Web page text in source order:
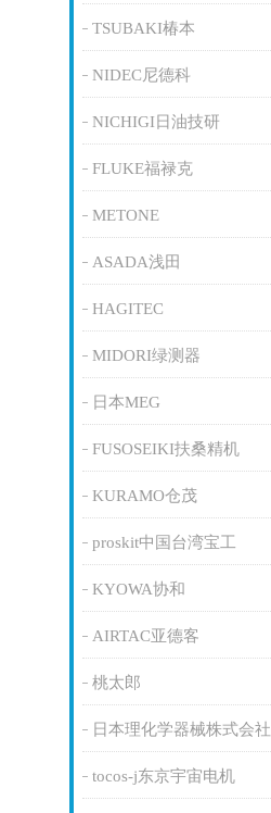
TSUBAKI椿本
NIDEC尼德科
NICHIGI日油技研
FLUKE福禄克
METONE
ASADA浅田
HAGITEC
MIDORI绿测器
日本MEG
FUSOSEIKI扶桑精机
KURAMO仓茂
proskit中国台湾宝工
KYOWA协和
AIRTAC亚德客
桃太郎
日本理化学器械株式会社
tocos-j东京宇宙电机